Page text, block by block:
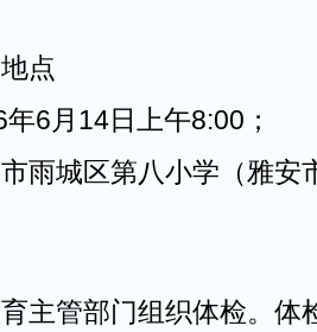
点
6月14日上午8:00；
雨城区第八小学（雅安
主管部门组织体检。体